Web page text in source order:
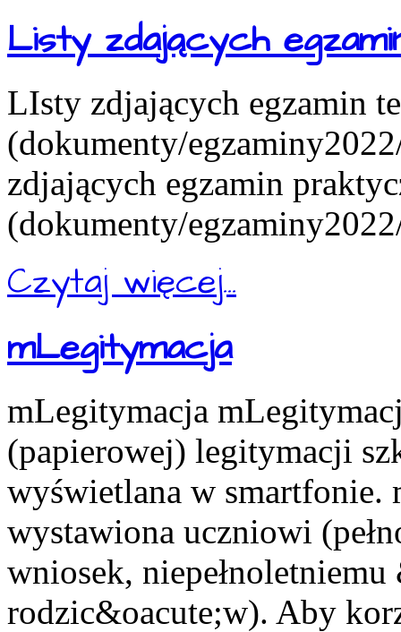
Listy zdających
LIsty zdjających egzamin
(dokumenty/
zdjających egzamin
(dokumenty/
Czytaj więcej...
mLegitymacja
mLegitymacja
(papierowej) legitymacji
wyświetlana w smartfonie.
wystawiona uczniowi
wniosek,
rodzic&oacute;w). Aby